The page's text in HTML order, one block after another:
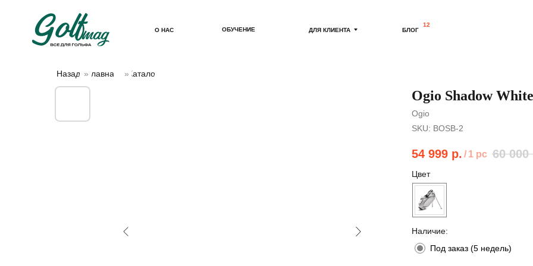
О НАС ОБУЧЕНИЕ БЛОГ
12
ДЛЯ КЛИЕНТА
Назад »Главная »Каталог
Ogio Shadow White
Ogio
SKU: BOSB-2
54 999 р. / 1 pc 60 000
Цвет
Наличие:
Под заказ (5 недель)